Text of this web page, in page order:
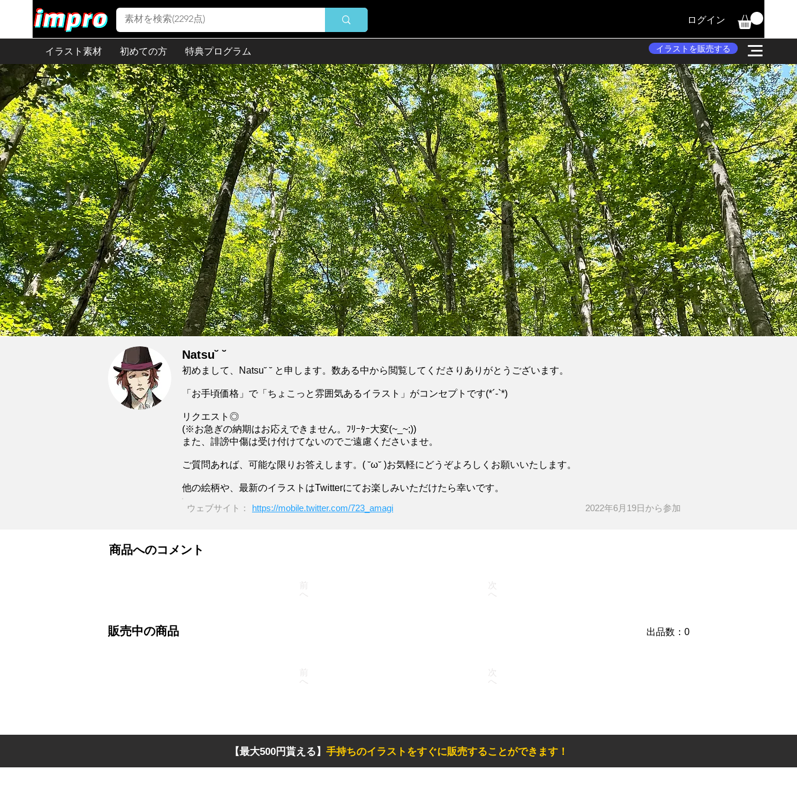
ログイン
イラスト素材 初めての方 特典プログラム イラストを販売する
Natsu˘ ˘
初めまして、Natsu˘ ˘ と申します。数ある中から閲覧してくださりありがとうございます。
「お手頃価格」で「ちょこっと雰囲気あるイラスト」がコンセプトです(*´-`*)
リクエスト◎
(※お急ぎの納期はお応えできません。ﾌﾘｰﾀｰ大変(~_~;))
また、誹謗中傷は受け付けてないのでご遠慮くださいませ。
ご質問あれば、可能な限りお答えします。( ˘ω˘ )お気軽にどうぞよろしくお願いいたします。
他の絵柄や、最新のイラストはTwitterにてお楽しみいただけたら幸いです。
ウェブサイト：
https://mobile.twitter.com/723_amagi 2022年6月19日​から参加
商品へのコメント
前
へ
次
へ
販売中の商品 ​出品数：0
前
へ
次
へ
【最大500円貰える】 手持ちのイラストをすぐに販売することができます！